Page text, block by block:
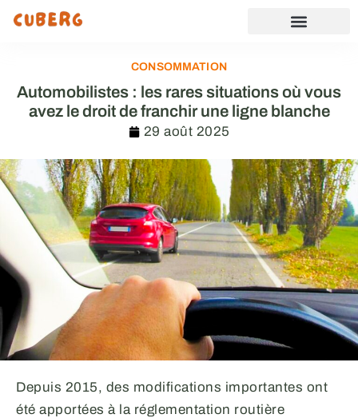
CONSOMMATION
Automobilistes : les rares situations où vous
avez le droit de franchir une ligne blanche
29 août 2025
Depuis 2015, des modifications importantes ont
été apportées à la réglementation routière